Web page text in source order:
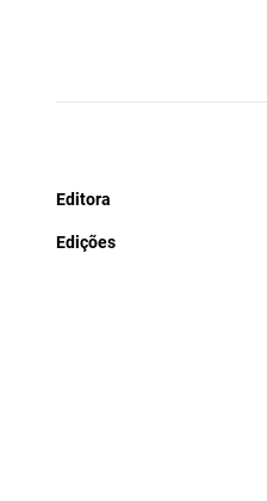
Editora
Edições